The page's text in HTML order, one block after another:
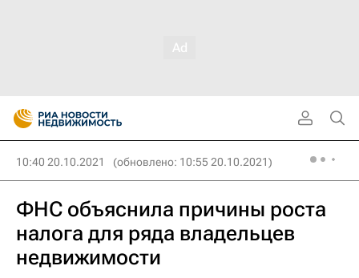
10:40 20.10.2021 (обновлено: 10:55 20.10.2021)
ФНС объяснила причины роста
налога для ряда владельцев
недвижимости